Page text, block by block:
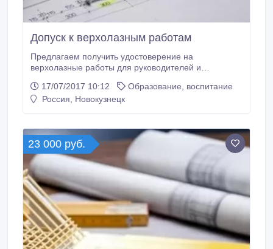
Допуск к верхолазным работам
Предлагаем получить удостоверение на
верхолазные работы для руководителей и
Дистанционно (без личного присутствия работника).
Выгодные цены. Ускоренные сроки выдачи.
также позволит компаниям создавать свои
аттестационные комиссии и проводить внутренние
инструктажи сотрудников.
17/07/2017 10:12
Образование, воспитание
Россия, Новокузнецк
23 000 руб.